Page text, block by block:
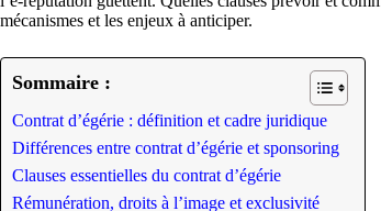
mécanismes et les enjeux à anticiper.
Sommaire :
Contrat d’égérie : définition et cadre juridique
Différences entre contrat d’égérie et sponsoring
Clauses essentielles du contrat d’égérie
Rémunération, droits à l’image et exclusivité